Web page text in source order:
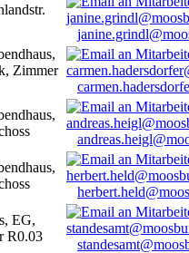
Zimmer
EG,
R0.03